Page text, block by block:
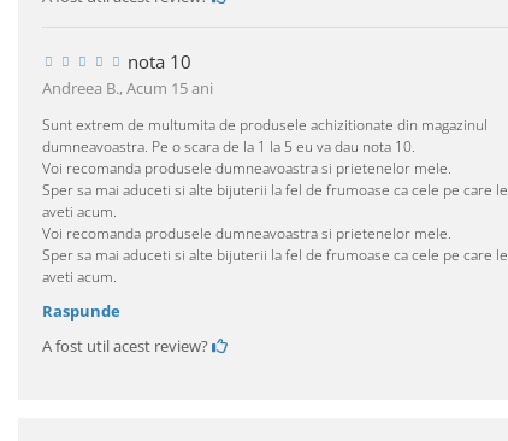
nota 10
Andreea B.,Acum 15 ani
Sunt extrem de multumita de produsele achizitionate din magazinul
dumneavoastra. Pe o scara de la 1 la 5 eu va dau nota 10.
Voi recomanda produsele dumneavoastra si prietenelor mele.
Sper sa mai aduceti si alte bijuterii la fel de frumoase ca cele pe care le
aveti acum.
Voi recomanda produsele dumneavoastra si prietenelor mele.
Sper sa mai aduceti si alte bijuterii la fel de frumoase ca cele pe care le
aveti acum.
Raspunde
A fost util acest review?